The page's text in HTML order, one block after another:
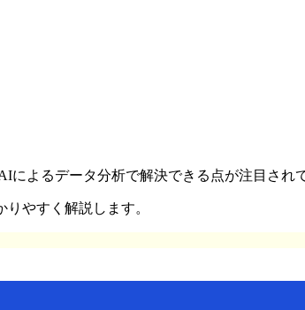
よるデータ分析で解決できる点が注目され
やすく解説します。